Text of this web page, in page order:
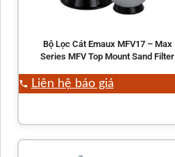
Bộ Lọc Cát Emaux MFV17 – Max
Series MFV Top Mount Sand Filter
Liên hệ báo giá